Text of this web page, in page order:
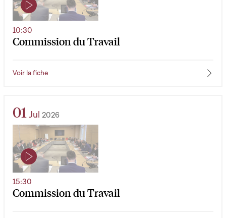
Commission du Travail
10:30
Voir la fiche
01 Jul 2026
Commission du Travail
15:30